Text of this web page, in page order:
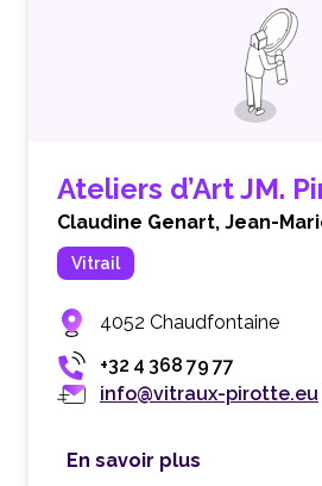
Ateliers d’Art JM.
Claudine Genart, Jean-
Vitrail
4052 Chaudfontaine
+32 4 368 79 77
info@vitraux-pirotte.eu
En savoir plus
Ateliers d’Art JM. Pirotte